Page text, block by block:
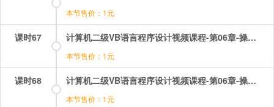
本节售价：1元
课时67 计算机二级VB语言程序设计视频课程-第06章-操作：文本框的属性2聊天窗口.mp4
本节售价：1元
课时68 计算机二级VB语言程序设计视频课程-第06章-操作：文本框的属性3.mp4
本节售价：1元